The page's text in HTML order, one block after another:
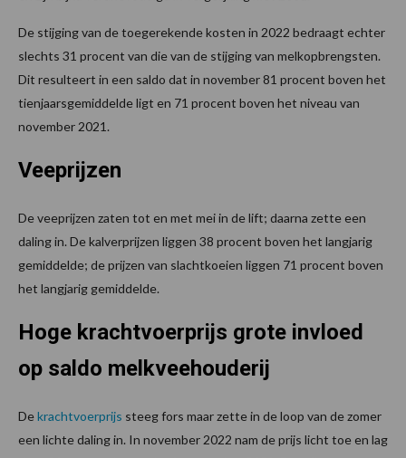
De stijging van de toegerekende kosten in 2022 bedraagt echter
slechts 31 procent van die van de stijging van melkopbrengsten.
Dit resulteert in een saldo dat in november 81 procent boven het
tienjaarsgemiddelde ligt en 71 procent boven het niveau van
november 2021.
Veeprijzen
De veeprijzen zaten tot en met mei in de lift; daarna zette een
daling in. De kalverprijzen liggen 38 procent boven het langjarig
gemiddelde; de prijzen van slachtkoeien liggen 71 procent boven
het langjarig gemiddelde.
Hoge krachtvoerprijs grote invloed
op saldo melkveehouderij
Dekrachtvoerprijs steeg fors maar zette in de loop van de zomer
een lichte daling in. In november 2022 nam de prijs licht toe en lag